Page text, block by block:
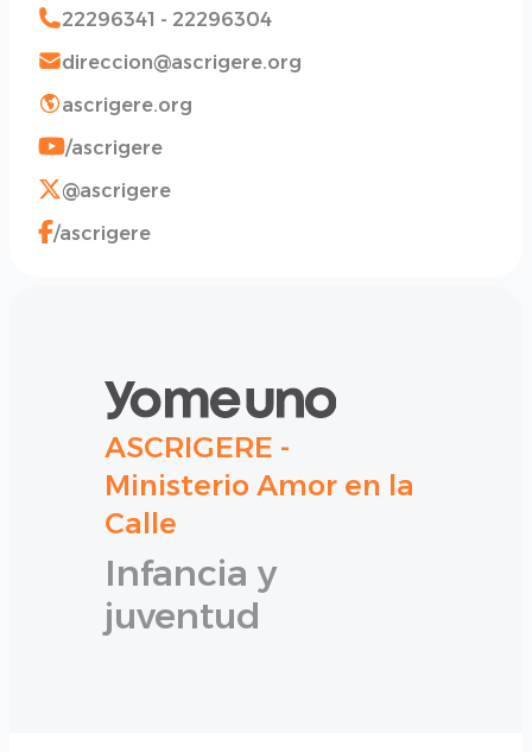
22296341 - 22296304
direccion@ascrigere.org
ascrigere.org
/ascrigere
@ascrigere
/ascrigere
ASCRIGERE -
Ministerio Amor en la
Calle
Infancia y
juventud